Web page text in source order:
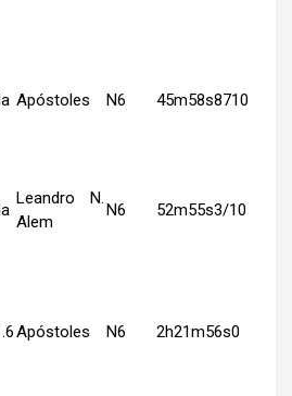
Apóstoles N6 45m58s8710
Leandro N.
Alem
N6 52m55s3/10
Apóstoles N6 2h21m56s0